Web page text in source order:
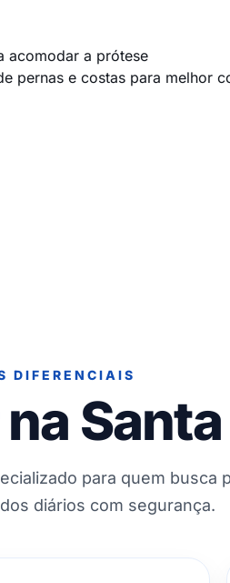
acomodar a prótese
pernas e costas para melhor
DIFERENCIAIS
para quem busca
diários com segurança.